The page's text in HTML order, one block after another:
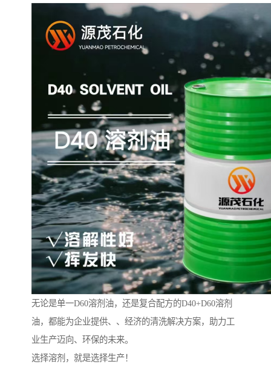
无论是单一D60溶剂油，还是复合配方的D40+D60溶剂
油，都能为企业提供、、经济的清洗解决方案，助力工
业生产迈向、环保的未来。
选择溶剂，就是选择生产！